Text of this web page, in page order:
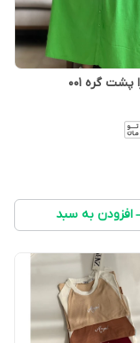
پشت گره 001
افزودن به سبد